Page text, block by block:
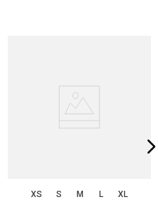
XS S M L XL